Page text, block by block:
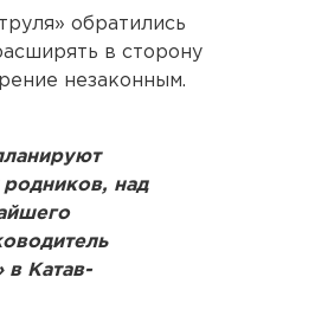
обратились
в сторону
незаконным.
над
в Катав-